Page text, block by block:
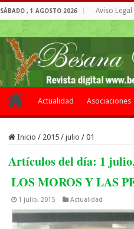
SÁBADO , 1 AGOSTO 2026 Aviso Legal
Actualidad Asociaciones
Inicio / 2015 / julio / 01
Artículos del día: 1
LOS MOROS Y LAS
1 julio, 2015 Actualidad